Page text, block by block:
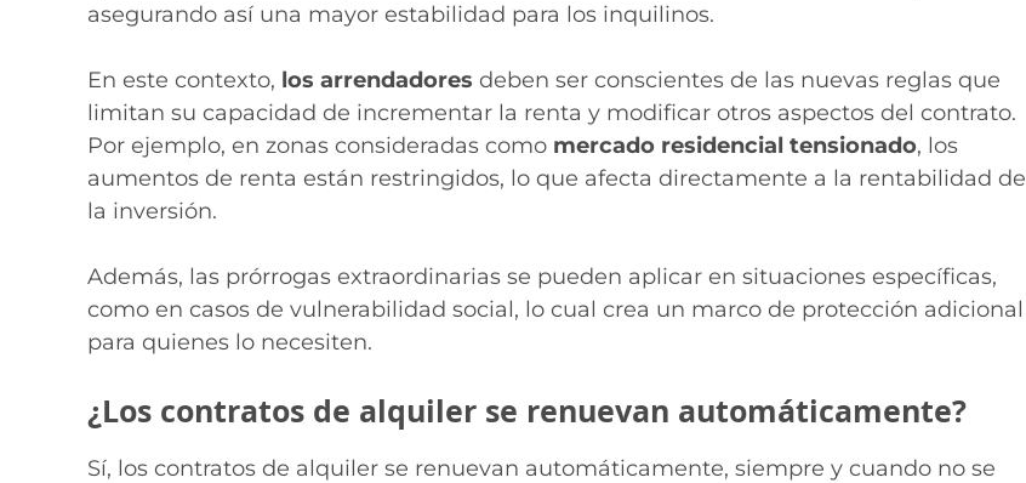
asegurando así una mayor estabilidad para los inquilinos.
En este contexto, los arrendadores deben ser conscientes de las nuevas reglas que
limitan su capacidad de incrementar la renta y modificar otros aspectos del contrato.
Por ejemplo, en zonas consideradas como mercado residencial tensionado, los
aumentos de renta están restringidos, lo que afecta directamente a la rentabilidad de
la inversión.
Además, las prórrogas extraordinarias se pueden aplicar en situaciones específicas,
como en casos de vulnerabilidad social, lo cual crea un marco de protección adicional
para quienes lo necesiten.
¿Los contratos de alquiler se renuevan automáticamente?
Sí, los contratos de alquiler se renuevan automáticamente, siempre y cuando no se